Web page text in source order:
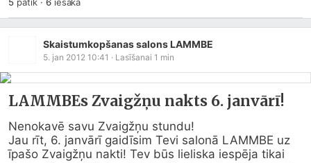
Skaistumkopšanas salons LAMMBE
5. jan 2012 10:41 · Lasīšanai 1 min
LAMMBEs Zvaigžņu nakts 6. janvārī!
Nenokavē savu Zvaigžņu stundu!
Jau rīt, 6. janvārī gaidīsim Tevi salonā LAMMBE uz
īpašo Zvaigžņu nakti! Tev būs lieliska iespēja tikai